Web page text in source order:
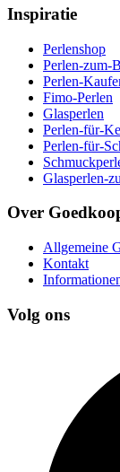
Inspiratie
Perlenshop
Perlen-zum-
Perlen-
Fimo-Perlen
Glasperlen
Perlen-für-
Perlen-für-
Glasperlen-
Over
Allgemeine
Kontakt
Volg ons